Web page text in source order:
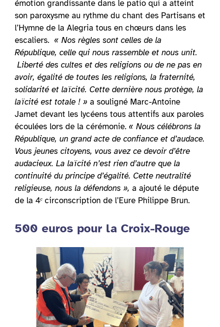
émotion grandissante dans le patio qui a atteint
son paroxysme au rythme du chant des Partisans et
l’Hymne de la Alegria tous en chœurs dans les
escaliers. « Nos règles sont celles de la
République, celle qui nous rassemble et nous unit.
Liberté des cultes et des religions ou de ne pas en
avoir, égalité de toutes les religions, la fraternité,
solidarité et laïcité. Cette dernière nous protège, la
laïcité est totale ! » a souligné Marc-Antoine
Jamet devant les lycéens tous attentifs aux paroles
écoulées lors de la cérémonie. « Nous célébrons la
République, un grand acte de confiance et d’audace.
Vous jeunes citoyens, vous avez ce devoir d’être
audacieux. La laïcité n’est rien d’autre que la
continuité du principe d’égalité. Cette neutralité
religieuse, nous la défendons », a ajouté le députe
de la 4ᵉ circonscription de l’Eure Philippe Brun.
500 euros pour la Croix-Rouge